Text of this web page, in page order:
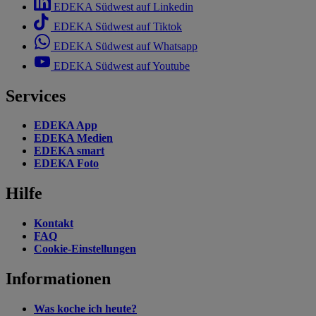
EDEKA Südwest auf Linkedin
EDEKA Südwest auf Tiktok
EDEKA Südwest auf Whatsapp
EDEKA Südwest auf Youtube
Services
EDEKA App
EDEKA Medien
EDEKA smart
EDEKA Foto
Hilfe
Kontakt
FAQ
Cookie-Einstellungen
Informationen
Was koche ich heute?